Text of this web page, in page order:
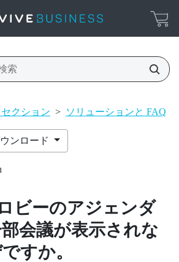
クション > ソリューションと FAQ
ンロード
ロビーのアジェンダ
会議が表示されな
すか。